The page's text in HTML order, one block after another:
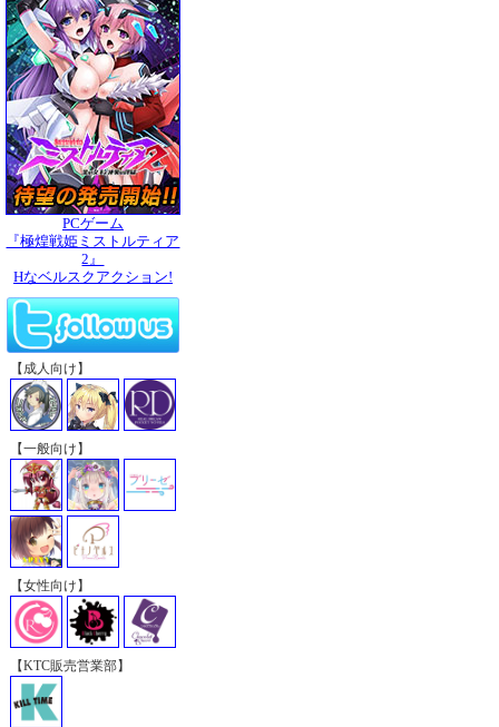
PCゲーム
『極煌戦姫ミストルティア
2』
Hなベルスクアクション!
【成人向け】
【一般向け】
【女性向け】
【KTC販売営業部】